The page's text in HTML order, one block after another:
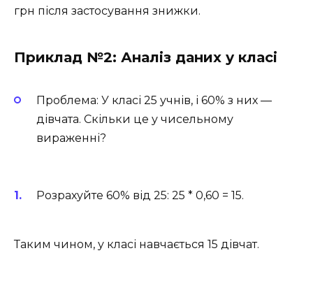
грн після застосування знижки.
Приклад №2: Аналіз даних у класі
Проблема: У класі 25 учнів, і 60% з них —
дівчата. Скільки це у чисельному
вираженні?
Розрахуйте 60% від 25: 25 * 0,60 = 15.
Таким чином, у класі навчається 15 дівчат.